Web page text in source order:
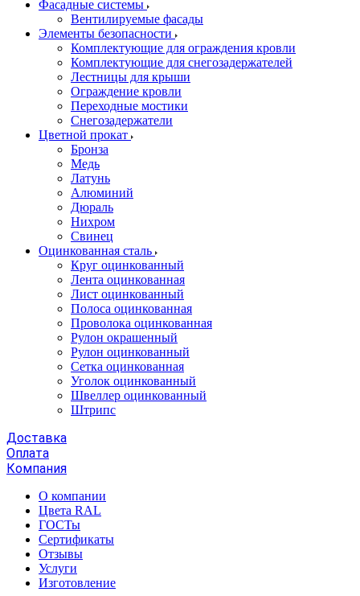
Фасадные системы
Вентилируемые фасады
Элементы безопасности
Комплектующие для ограждения кровли
Комплектующие для снегозадержателей
Лестницы для крыши
Ограждение кровли
Переходные мостики
Снегозадержатели
Цветной прокат
Бронза
Медь
Латунь
Алюминий
Дюраль
Нихром
Свинец
Оцинкованная сталь
Круг оцинкованный
Лента оцинкованная
Лист оцинкованный
Полоса оцинкованная
Проволока оцинкованная
Рулон окрашенный
Рулон оцинкованный
Сетка оцинкованная
Уголок оцинкованный
Швеллер оцинкованный
Штрипс
Доставка
Оплата
Компания
О компании
Цвета RAL
ГОСТы
Сертификаты
Отзывы
Услуги
Изготовление